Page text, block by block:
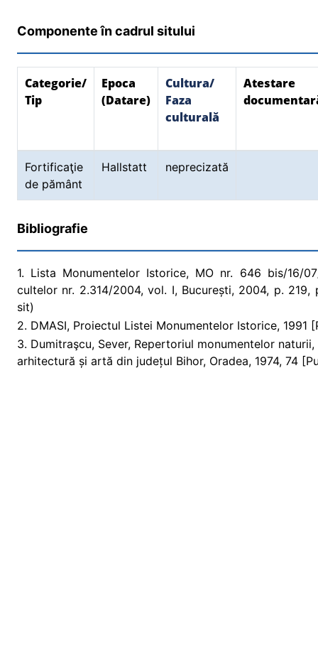
Componente în cadrul sitului
Categorie/
Tip
Epoca
(Datare)
Cultura/
Faza
culturală
Atestare
Fortificaţie
de pământ
Hallstatt neprecizată
Bibliografie
1. Lista Monumentelor Istorice, MO nr. 646 bis/16/
cultelor nr. 2.314/2004, vol. I, București, 2004, p.
sit)
2. DMASI, Proiectul Listei Monumentelor Istorice, 1991
3. Dumitraşcu, Sever, Repertoriul monumentelor
arhitectură și artă din județul Bihor, Oradea, 1974, 74